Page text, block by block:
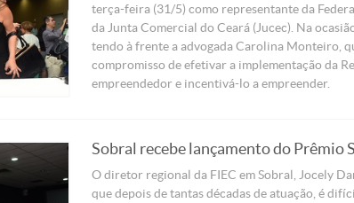
terça-feira (31/5) como representante da
da Junta Comercial do Ceará (Jucec). Na
tendo à frente a advogada Carolina Monteiro,
compromisso de efetivar a implementação da
empreendedor e incentivá-lo a empreender.
Sobral recebe lançamento do Prêmio
O diretor regional da FIEC em Sobral, Jocely
que depois de tantas décadas de atuação, é